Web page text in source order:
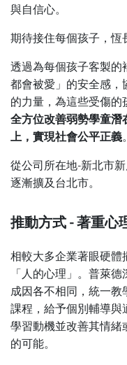
與自信心。
期待接住每個孩子，恆
透過為每個孩子客製
都會被愛」的安全感，
的力量，為這些受傷的
全方位改善弱勢學童潛
上，實現社會公平正義。
從公司所在地-新北市
逐漸擴及台北市。
推動方式 - 著重心
相較大多企業著眼硬體
「人的心理」。普萊
成因各不相同，統一
課程，給予個別輔導與
學習動機並改善其情緒
的可能。